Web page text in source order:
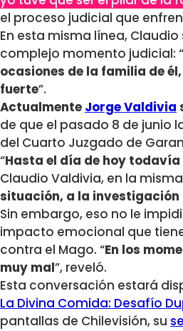
el proceso judicial que
En esta misma línea, Claudio
complejo momento judicial: “
ocasiones de la familia de
fuerte”.
Actualmente Jorge Valdivia
de que el pasado 8 de junio
del Cuarto Juzgado de
“Hasta el día de hoy
Claudio Valdivia, en la
situación, a la
Sin embargo, eso no le
impacto emocional que
contra el Mago. “En los
muy mal”, reveló.
Esta conversación estará
La Divina Comida: Desafío
pantallas de Chilevisión, su